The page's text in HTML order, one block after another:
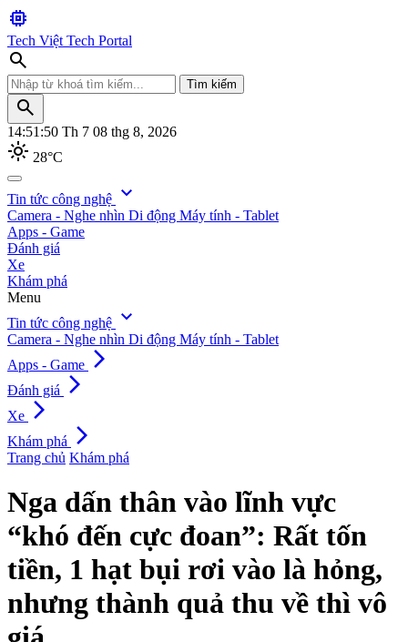
memory
Tech Việt Tech Portal
search
Tìm kiếm
search
14:51:53 Th 7 08 thg 8, 2026
light_mode 28°C
search
Tìm kiếm
Tin tức công nghệ expand_more
Camera - Nghe nhìn Di động Máy tính - Tablet
Apps - Game
Đánh giá
Xe
Khám phá
Menu
Tin tức công nghệ expand_more
Camera - Nghe nhìn Di động Máy tính - Tablet
Apps - Game arrow_forward_ios
Đánh giá arrow_forward_ios
Xe arrow_forward_ios
Khám phá arrow_forward_ios
Trang chủ Khám phá
Nga dấn thân vào lĩnh vực
“khó đến cực đoan”: Rất tốn
tiền, 1 hạt bụi rơi vào là hỏng,
nhưng thành quả thu về thì vô